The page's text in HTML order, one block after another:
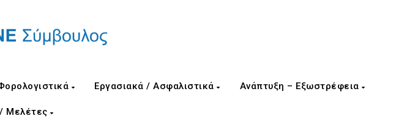
Εργασιακά / Ασφαλιστικά Ανάπτυξη – Εξωστρέφεια
/ Μελέτες